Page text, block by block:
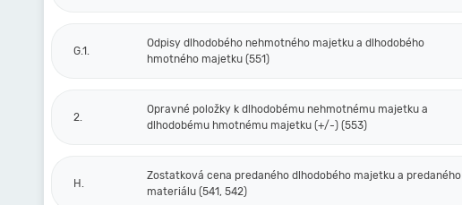
G.1.
Odpisy dlhodobého nehmotného majetku a dlhodobého
hmotného majetku (551)
2.
Opravné položky k dlhodobému nehmotnému majetku a
dlhodobému hmotnému majetku (+/-) (553)
H.
Zostatková cena predaného dlhodobého majetku a predaného
materiálu (541, 542)